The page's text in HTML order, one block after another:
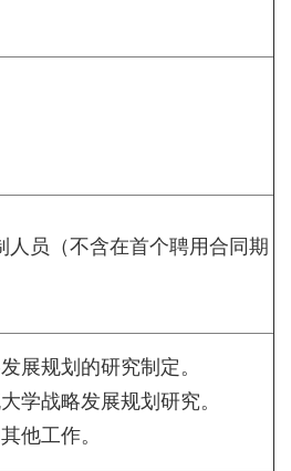
人员（不含在首个聘用合同期
展规划的研究制定。
学战略发展规划研究。
他工作。